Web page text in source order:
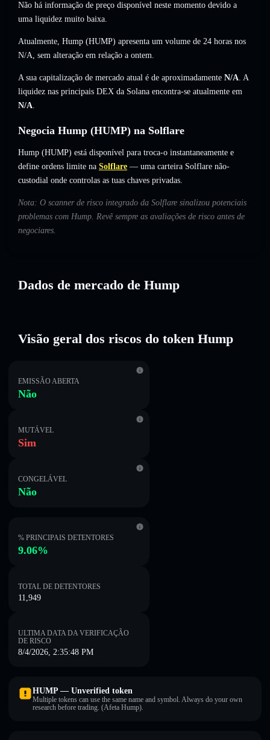
Não há informação de preço disponível neste momento devido a
uma liquidez muito baixa.
Atualmente, Hump (HUMP) apresenta um volume de 24 horas nos
N/A, sem alteração em relação a ontem.
A sua capitalização de mercado atual é de aproximadamente N/A. A
liquidez nas principais DEX da Solana encontra-se atualmente em
N/A.
Negocia Hump (HUMP) na Solflare
Hump (HUMP) está disponível para troca-o instantaneamente e
define ordens limite na Solflare — uma carteira Solflare não-
custodial onde controlas as tuas chaves privadas.
Nota: O scanner de risco integrado da Solflare sinalizou potenciais
problemas com Hump. Revê sempre as avaliações de risco antes de
negociares.
Dados de mercado de Hump
Visão geral dos riscos do token Hump
EMISSÃO ABERTA
Não
MUTÁVEL
Sim
CONGELÁVEL
Não
% PRINCIPAIS DETENTORES
9.06%
TOTAL DE DETENTORES
11,949
ULTIMA DATA DA VERIFICAÇÃO
DE RISCO
8/4/2026, 2:35:48 PM
HUMP — Unverified token
Multiple tokens can use the same name and symbol. Always do your own
research before trading. (Afeta Hump).